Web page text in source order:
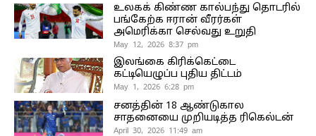
உலகக் கிண்ண கால்பந்து தொடரில்
பங்கேற்க ஈரான் வீரர்கள்
அமெரிக்கா செல்வது உறுதி
May 12, 2026 8:37 pm
இலங்கை கிரிக்கெட்டை
கட்டியெழுப்ப புதிய திட்டம்
May 1, 2026 6:28 pm
சனத்தின் 18 ஆண்டுகால
சாதனையை முறியடித்த ரிகெல்டன்
April 30, 2026 11:49 am